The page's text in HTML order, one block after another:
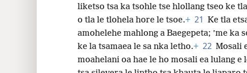
liketso tsa ka tsohle tse hlollang tseo ke
o tla le tlohela hore le tsoe.+ 21 Ke tla
amohelehe mahlong a Baegepeta; ’me ka
ke la tsamaea le sa nka letho.+ 22 Mosali
moahelani oa hae le ho mosali ea lulang